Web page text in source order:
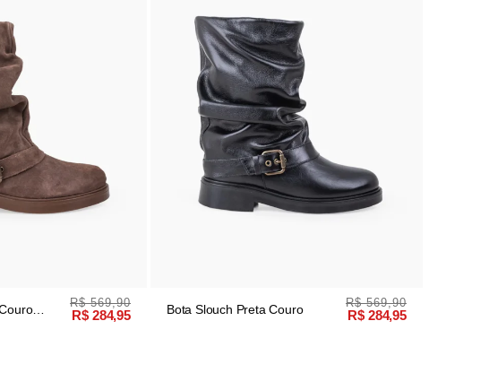
R$ 569,90
R$ 284,95 Bota Slouch Preta Couro R$ 569,90
R$ 284,95